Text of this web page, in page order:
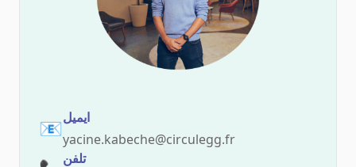
📧ایمیل
yacine.kabeche@circulegg.fr
تلفن